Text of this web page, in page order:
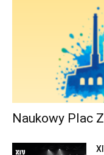
Naukowy Plac